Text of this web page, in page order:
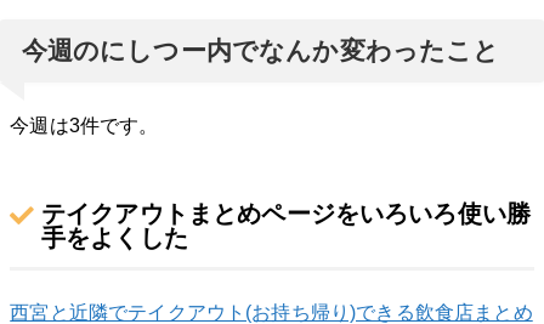
今週のにしつー内でなんか変わったこと
今週は3件です。
テイクアウトまとめページをいろいろ使い勝
手をよくした
西宮と近隣でテイクアウト(お持ち帰り)できる飲食店まとめ